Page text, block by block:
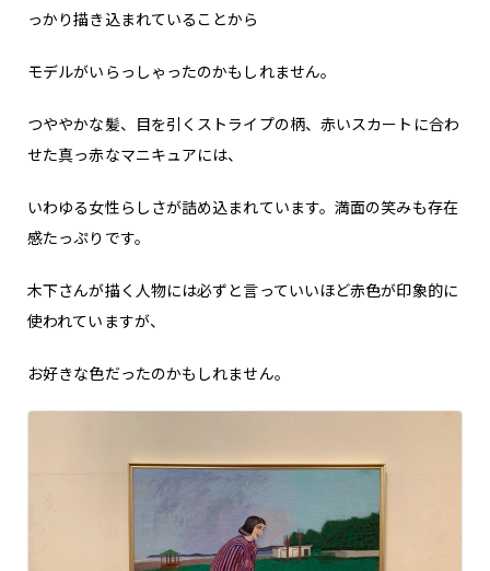
っかり描き込まれていることから
モデルがいらっしゃったのかもしれません。
つややかな髪、目を引くストライプの柄、赤いスカートに合わ
せた真っ赤なマニキュアには、
いわゆる女性らしさが詰め込まれています。満面の笑みも存在
感たっぷりです。
木下さんが描く人物には必ずと言っていいほど赤色が印象的に
使われていますが、
お好きな色だったのかもしれません。